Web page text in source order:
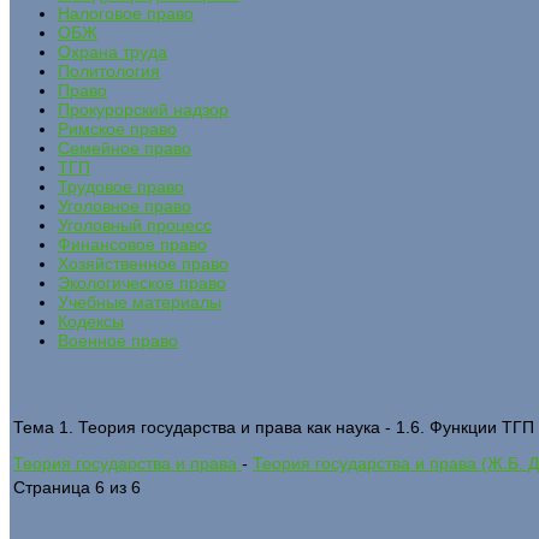
Налоговое право
ОБЖ
Охрана труда
Политология
Право
Прокурорский надзор
Римское право
Семейное право
ТГП
Трудовое право
Уголовное право
Уголовный процесс
Финансовое право
Хозяйственное право
Экологическое право
Учебные материалы
Кодексы
Военное право
Тема 1. Теория государства и права как наука - 1.6. Функции ТГП
Теория государства и права - Теория государства и права (Ж.Б.
Страница 6 из 6